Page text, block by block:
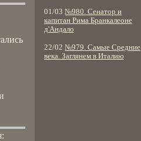
01/03 №980. Сенатор и
капитан Рима Бранкалеоне
д'Андало
22/02 №979. Самые Средние
века. Заглянем в Италию